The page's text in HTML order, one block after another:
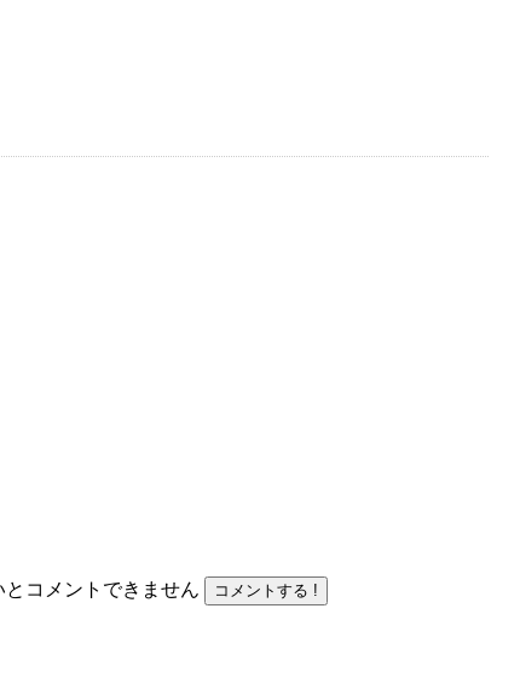
コメントできません